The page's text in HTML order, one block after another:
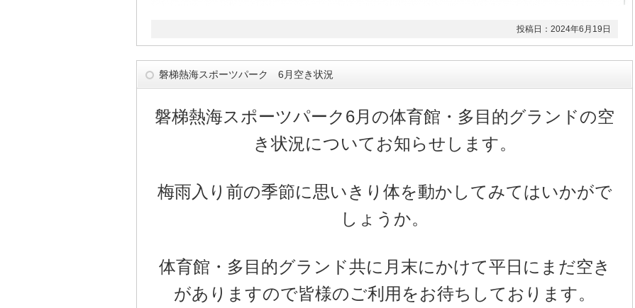
投稿日：2024年6月19日
磐梯熱海スポーツパーク 6月空き状況
磐梯熱海スポーツパーク6月の体育館・多目的グランドの空
き状況についてお知らせします。
梅雨入り前の季節に思いきり体を動かしてみてはいかがで
しょうか。
体育館・多目的グランド共に月末にかけて平日にまだ空き
がありますので皆様のご利用をお待ちしております。